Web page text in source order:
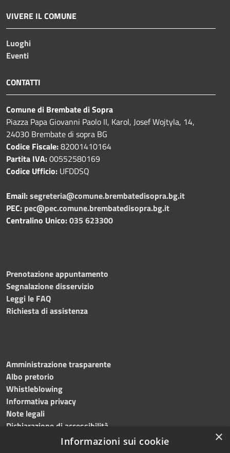
VIVERE IL COMUNE
Luoghi
Eventi
CONTATTI
Comune di Brembate di Sopra
Piazza Papa Giovanni Paolo II, Karol, Josef Wojtyla, 14,
24030 Brembate di sopra BG
Codice Fiscale:82001410164
Partita IVA:00552580169
Codice Ufficio: UFDDSQ
Email:segreteria@comune.brembatedisopra.bg.it
PEC: pec@pec.comune.brembatedisopra.bg.it
Centralino Unico:035 623300
Prenotazione appuntamento
Segnalazione disservizio
Leggi le FAQ
Richiesta di assistenza
Amministrazione trasparente
Albo pretorio
Whistleblowing
Informativa privacy
Note legali
Dichiarazione di accessibilità
×
Informazioni sui cookie